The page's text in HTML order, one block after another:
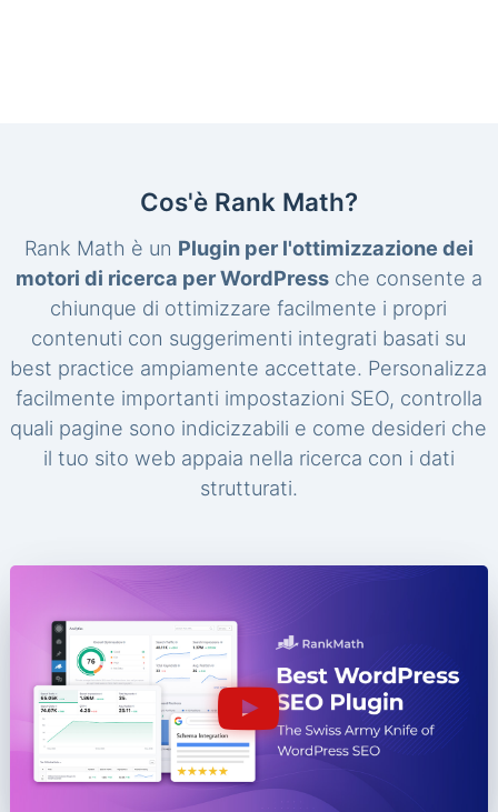
Cos'è Rank Math?
Rank Math è un Plugin per l'ottimizzazione dei
motori di ricerca per WordPressche consente a
chiunque di ottimizzare facilmente i propri
contenuti con suggerimenti integrati basati su
best practice ampiamente accettate. Personalizza
facilmente importanti impostazioni SEO, controlla
quali pagine sono indicizzabili e come desideri che
il tuo sito web appaia nella ricerca con i dati
strutturati.